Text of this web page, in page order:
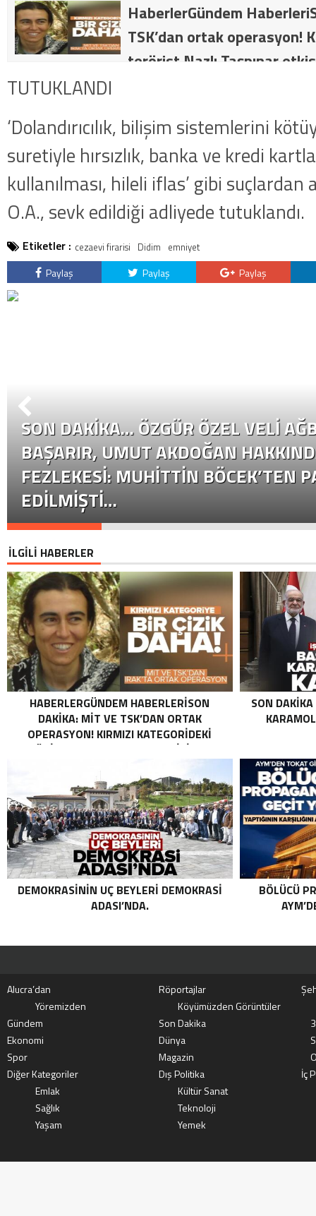
HaberlerGündem
TSK’dan ortak operasyon!
terörist Nazlı Taşpınar
getirildi .
TUTUKLANDI
‘Dolandırıcılık, bilişim sistemlerini
suretiyle hırsızlık, banka ve kredi
kullanılması, hileli iflas’ gibi suçlardan
O.A., sevk edildiği adliyede tutuklandı.
Etiketler : cezaevi firarisi Didim emniyet
Paylaş Paylaş Paylaş
SON DAKİKA… ÖZGÜR ÖZEL VELI
BAŞARIR, UMUT AKDOĞAN
FEZLEKESI: MUHITTIN BÖCEK’TEN
EDILMIŞTI…
İLGİLİ HABERLER
HABERLERGÜNDEM HABERLERISON
DAKIKA: MİT VE TSK’DAN ORTAK
OPERASYON! KIRMIZI KATEGORIDEKI
TERÖRIST NAZLI TAŞPINAR ETKISIZ HALE
ORTAK OPERASYON! KIRMIZI
KATEGORIDEKI TERÖRIST NAZLI
TAŞPINAR ETKISIZ HALE GETIRILDI .
SON
DEMOKRASININ UÇ BEYLERI DEMOKRASI
ADASI’NDA.
BÖLÜCÜ
Alucra’dan Röportajlar
Yöremizden
Köyümüzden Görüntüler
Gündem
Son Dakika
Ekonomi
Dünya
Spor
Magazin
Diğer Kategoriler
Dış Politika
İç
Emlak
Kültür Sanat
Sağlık
Teknoloji
Yaşam
Yemek